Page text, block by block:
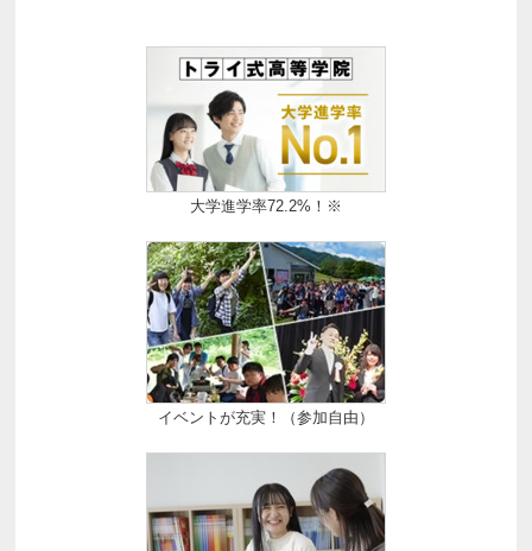
大学進学率72.2%！※
イベントが充実！（参加自由）